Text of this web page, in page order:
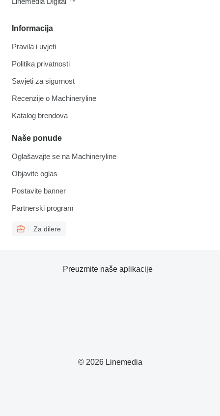
Informacija
Pravila i uvjeti
Politika privatnosti
Savjeti za sigurnost
Recenzije o Machineryline
Katalog brendova
Naše ponude
Oglašavajte se na Machineryline
Objavite oglas
Postavite banner
Partnerski program
Za dilere
© 2026 Linemedia
Preuzmite naše aplikacije